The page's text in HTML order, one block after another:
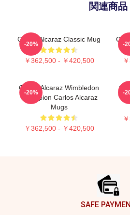
関連商品
Carlos Alcaraz Classic Mug
￥362,500 - ￥420,500
-20% -
Carlos Alcaraz Wimbledon
Champion Carlos Alcaraz
Mugs
￥362,500 - ￥420,500
-20% -
SAFE